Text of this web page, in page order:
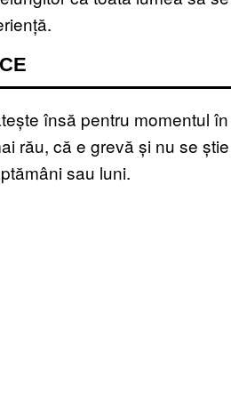
însă pentru momentul
rău, că e grevă și nu se
sau luni.